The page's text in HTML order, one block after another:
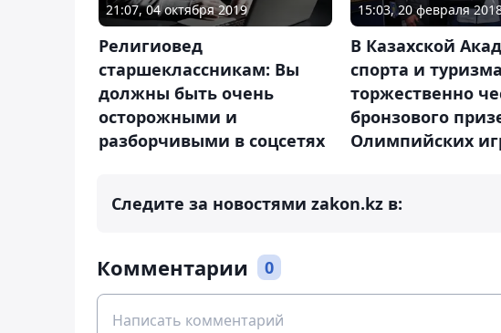
21:07, 04 октября 2019
Религиовед
старшеклассникам: Вы
должны быть очень
осторожными и
разборчивыми в соцсетях
15:03, 20 февраля
В Казахской
спорта и туризма
торжественно
бронзового
Олимпийских
Следите за новостями zakon.kz в:
Комментарии 0